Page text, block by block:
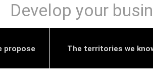
Develop your
propose The territories we